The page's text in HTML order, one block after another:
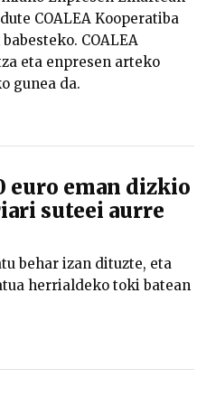
COALEA Kooperatiba
COALEA
eta enpresen arteko
gunea da.
euro eman dizkio
suteei aurre
behar izan dituzte, eta
herrialdeko toki batean